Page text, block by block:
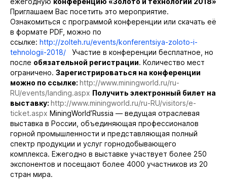
Приглашаем Вас посетить это мероприятие.
Ознакомиться с программой конференции или скачать её
в формате PDF, можно по
ссылке: http://zolteh.ru/events/konferentsiya-zoloto-i-
tehnologii-2018/
Участие в конференции бесплатное, но
после обязательной регистрации. Количество мест
ограничено. Зарегистрироваться на конференции
можно по ссылке: http://www.miningworld.ru/ru-
RU/events/landing.aspx Получить электронный билет на
выставку: http://www.miningworld.ru/ru-RU/visitors/e-
ticket.aspx MiningWorld’Russia — ведущая отраслевая
выставка в России, объединяющая профессионалов
горной промышленности и представляющая полный
спектр продукции и услуг горнодобывающего
комплекса. Ежегодно в выставке участвует более 250
экспонентов и посещают более 4000 участников из 20
стран мира.